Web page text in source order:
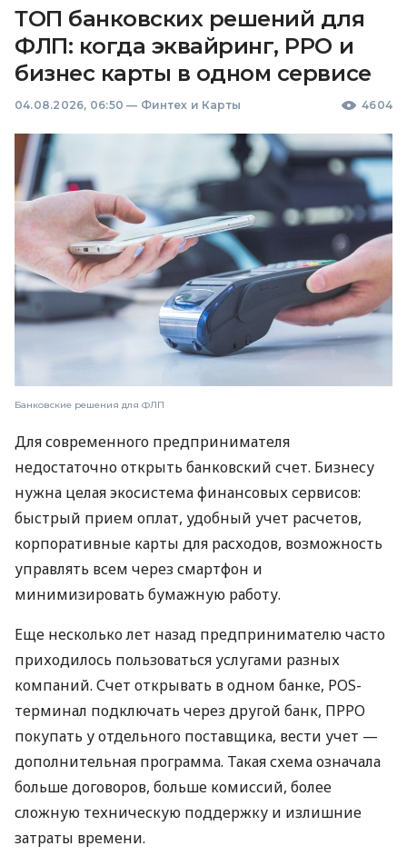
ТОП банковских решений для
ФЛП: когда эквайринг, РРО и
бизнес карты в одном сервисе
04.08.2026, 06:50 — Финтех и Карты 4604
Банковские решения для ФЛП
Для современного предпринимателя
недостаточно открыть банковский счет. Бизнесу
нужна целая экосистема финансовых сервисов:
быстрый прием оплат, удобный учет расчетов,
корпоративные карты для расходов, возможность
управлять всем через смартфон и
минимизировать бумажную работу.
Еще несколько лет назад предпринимателю часто
приходилось пользоваться услугами разных
компаний. Счет открывать в одном банке, POS-
терминал подключать через другой банк, ПРРО
покупать у отдельного поставщика, вести учет —
дополнительная программа. Такая схема означала
больше договоров, больше комиссий, более
сложную техническую поддержку и излишние
затраты времени.